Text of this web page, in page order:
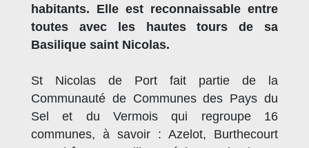
habitants. Elle est reconnaissable entre
toutes avec les hautes tours de sa
Basilique saint Nicolas.
St Nicolas de Port fait partie de la
Communauté de Communes des Pays du
Sel et du Vermois qui regroupe 16
communes, à savoir : Azelot, Burthecourt